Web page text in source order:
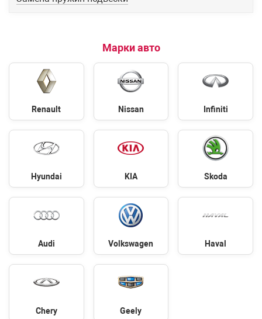
Марки авто
Renault Nissan Infiniti
Hyundai KIA Skoda
Audi Volkswagen Haval
Chery Geely